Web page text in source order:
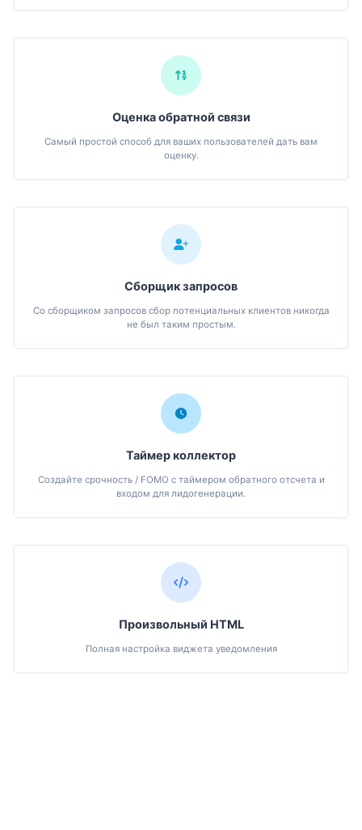
Оценка обратной связи
Самый простой способ для ваших пользователей дать вам
оценку.
Сборщик запросов
Со сборщиком запросов сбор потенциальных клиентов никогда
не был таким простым.
Таймер коллектор
Создайте срочность / FOMO с таймером обратного отсчета и
входом для лидогенерации.
Произвольный HTML
Полная настройка виджета уведомления